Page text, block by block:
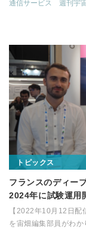
通信サービス
週刊宇
トピックス
フランスのディー
2024年に試験運用
【2022年10月12日配
を宙畑編集部員がわか